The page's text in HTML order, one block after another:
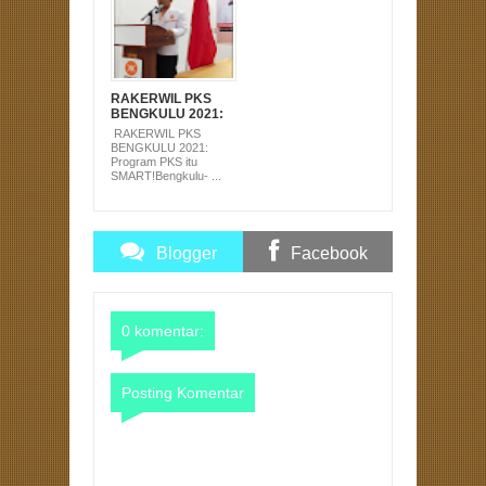
RAKERWIL PKS
BENGKULU 2021:
Program PKS itu
SMART!
RAKERWIL PKS
BENGKULU 2021:
Program PKS itu
SMART!Bengkulu- ...
Blogger Facebook
0 komentar:
Posting Komentar